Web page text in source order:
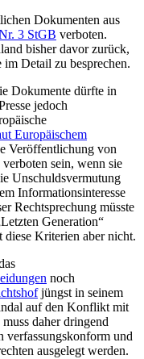
Dokumenten aus
3 StGB verboten.
bisher davor zurück,
im Detail zu besprechen.
Dokumente dürfte in
jedoch
Europäischem
Veröffentlichung von
sein, wenn sie
Unschuldsvermutung
Informationsinteresse
Rechtsprechung müsste
Generation“
diese Kriterien aber nicht.
noch
jüngst in seinem
auf den Konflikt mit
daher dringend
verfassungskonform und
ausgelegt werden.